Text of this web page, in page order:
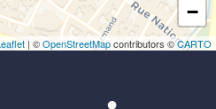
−
| ©OpenStreetMapcontributors ©CARTO